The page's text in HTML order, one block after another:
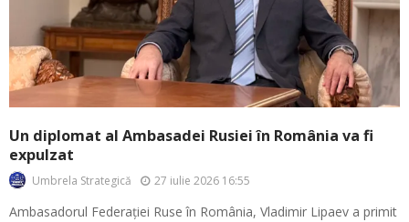
Un diplomat al Ambasadei Rusiei în România va fi
expulzat
Umbrela Strategică 27 iulie 2026 16:55
Ambasadorul Federației Ruse în România, Vladimir Lipaev a primit